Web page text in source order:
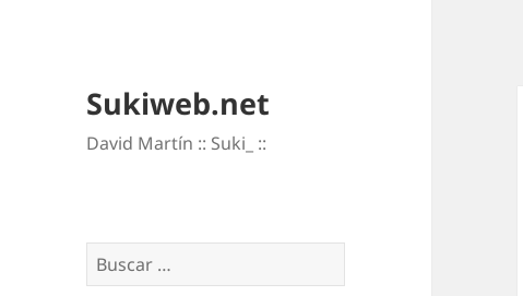
Sukiweb.net
David Martí­n :: Suki_ ::
Buscar: